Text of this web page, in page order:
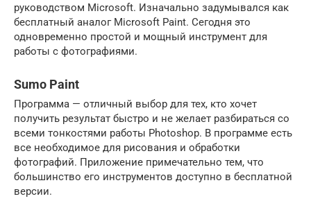
руководством Microsoft. Изначально задумывался как
бесплатный аналог Microsoft Paint. Сегодня это
одновременно простой и мощный инструмент для
работы с фотографиями.
Sumo Paint
Программа — отличный выбор для тех, кто хочет
получить результат быстро и не желает разбираться со
всеми тонкостями работы Photoshop. В программе есть
все необходимое для рисования и обработки
фотографий. Приложение примечательно тем, что
большинство его инструментов доступно в бесплатной
версии.